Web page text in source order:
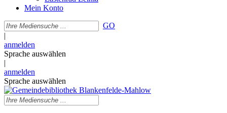
Mein Konto
GO
|
anmelden
Sprache auswählen
|
anmelden
Sprache auswählen